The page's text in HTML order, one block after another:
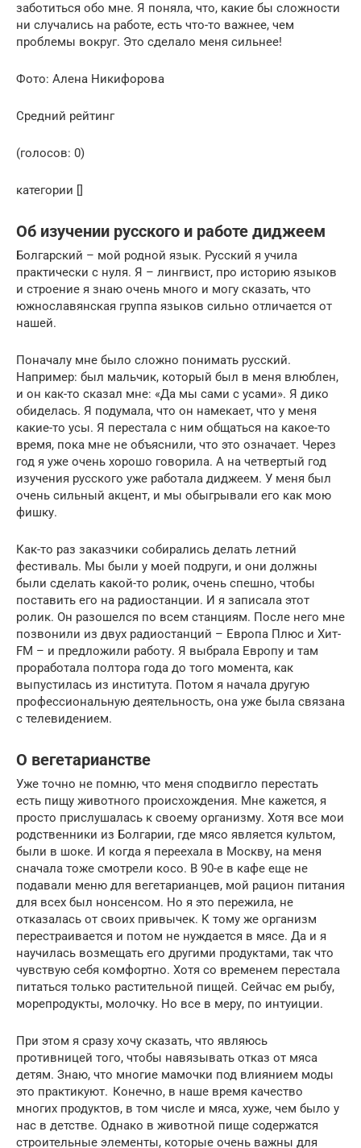
заботиться обо мне. Я поняла, что, какие бы сложности
ни случались на работе, есть что-то важнее, чем
проблемы вокруг. Это сделало меня сильнее!
Фото: Алена Никифорова
Средний рейтинг
(голосов: 0)
категории []
Об изучении русского и работе диджеем
Болгарский – мой родной язык. Русский я учила
практически с нуля. Я – лингвист, про историю языков
и строение я знаю очень много и могу сказать, что
южнославянская группа языков сильно отличается от
нашей.
Поначалу мне было сложно понимать русский.
Например: был мальчик, который был в меня влюблен,
и он как-то сказал мне: «Да мы сами с усами». Я дико
обиделась. Я подумала, что он намекает, что у меня
какие-то усы. Я перестала с ним общаться на какое-то
время, пока мне не объяснили, что это означает. Через
год я уже очень хорошо говорила. А на четвертый год
изучения русского уже работала диджеем. У меня был
очень сильный акцент, и мы обыгрывали его как мою
фишку.
Как-то раз заказчики собирались делать летний
фестиваль. Мы были у моей подруги, и они должны
были сделать какой-то ролик, очень спешно, чтобы
поставить его на радиостанции. И я записала этот
ролик. Он разошелся по всем станциям. После него мне
позвонили из двух радиостанций – Европа Плюс и Хит-
FM – и предложили работу. Я выбрала Европу и там
проработала полтора года до того момента, как
выпустилась из института. Потом я начала другую
профессиональную деятельность, она уже была связана
с телевидением.
О вегетарианстве
Уже точно не помню, что меня сподвигло перестать
есть пищу животного происхождения. Мне кажется, я
просто прислушалась к своему организму. Хотя все мои
родственники из Болгарии, где мясо является культом,
были в шоке. И когда я переехала в Москву, на меня
сначала тоже смотрели косо. В 90-е в кафе еще не
подавали меню для вегетарианцев, мой рацион питания
для всех был нонсенсом. Но я это пережила, не
отказалась от своих привычек. К тому же организм
перестраивается и потом не нуждается в мясе. Да и я
научилась возмещать его другими продуктами, так что
чувствую себя комфортно. Хотя со временем перестала
питаться только растительной пищей. Сейчас ем рыбу,
морепродукты, молочку. Но все в меру, по интуиции.
При этом я сразу хочу сказать, что являюсь
противницей того, чтобы навязывать отказ от мяса
детям. Знаю, что многие мамочки под влиянием моды
это практикуют. Конечно, в наше время качество
многих продуктов, в том числе и мяса, хуже, чем было у
нас в детстве. Однако в животной пище содержатся
строительные элементы, которые очень важны для